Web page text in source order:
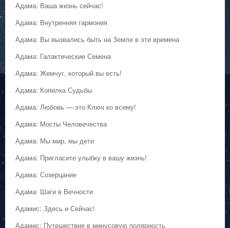
Адама: Ваша жизнь сейчас!
Адама: Внутренняя гармония
Адама: Вы вызвались быть на Земле в эти времена
Адама: Галактические Семена
Адама: Жемчуг, который вы есть!
Адама: Копилка Судьбы
Адама: Любовь — это Ключ ко всему!
Адама: Мосты Человечества
Адама: Мы мир, мы дети
Адама: Пригласите улыбку в вашу жизнь!
Адама: Созерцание
Адама: Шаги в Вечности
Адамис: Здесь и Сейчас!
Адамис: Путешествие в минусовую полярность